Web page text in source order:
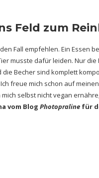
Feld zum
Fall empfehlen. Ein Essen
musste dafür leiden. Nur
Becher sind komplett
freue mich schon auf
selbst nicht vegan
vom Blog Photopraline für